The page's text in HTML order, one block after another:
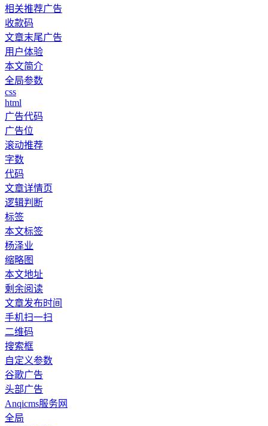
相关推荐广告
收款码
文章末尾广告
用户体验
本文简介
全局参数
css
html
广告代码
广告位
滚动推荐
字数
代码
文章详情页
逻辑判断
标签
本文标签
杨泽业
缩略图
本文地址
剩余阅读
文章发布时间
手机扫一扫
二维码
搜索框
自定义参数
谷歌广告
头部广告
Anqicms服务网
全局